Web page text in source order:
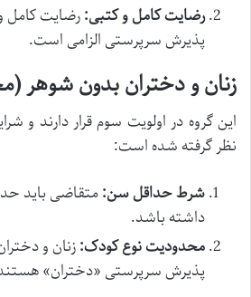
رضایت کامل و کتبی:رضایت کامل
پذیرش سرپرستی الزامی است.
زنان و دختران بدون شوهر
این گروه در اولویت سوم قرار دارند و
نظر گرفته شده است:
شرط حداقل سن:متقاضی باید
داشته باشد.
محدودیت نوع کودک:زنان و
پذیرش سرپرستی «دختران»